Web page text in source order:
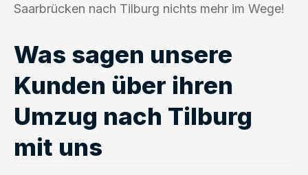
Saarbrücken nach Tilburg nichts mehr im Wege!
Was sagen unsere
Kunden über ihren
Umzug nach Tilburg
mit uns